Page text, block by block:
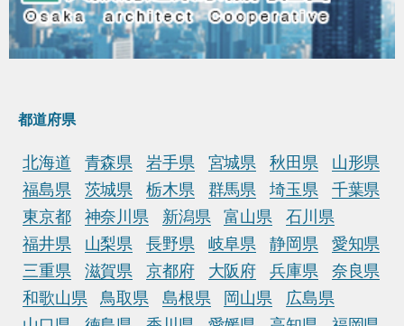
都道府県
北海道 青森県 岩手県 宮城県 秋田県
山形県
福島県
茨城県 栃木県 群馬県 埼玉県
千葉県
東京都 神奈川県 新潟県 富山県
石川県
福井県
山梨県 長野県 岐阜県 静岡県
愛知県
三重県
滋賀県 京都府 大阪府 兵庫県
奈良県
和歌山県
鳥取県 島根県 岡山県
広島県